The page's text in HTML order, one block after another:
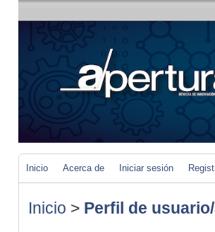
Inicio Acerca de Iniciar sesión
Inicio > Perfil de